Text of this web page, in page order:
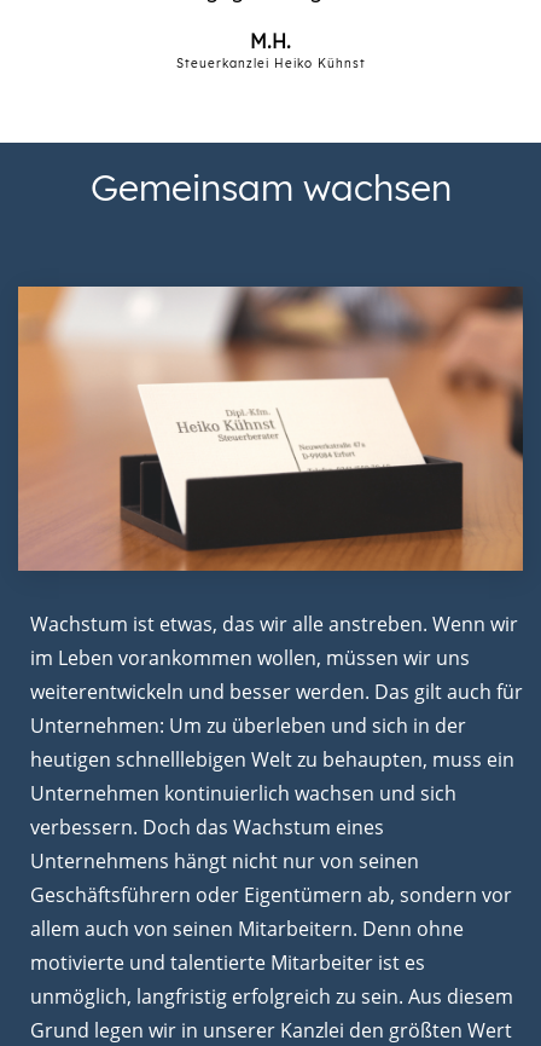
M.H.
Steuerkanzlei Heiko Kühnst
Gemeinsam wachsen
Wachstum ist etwas, das wir alle anstreben. Wenn wir
im Leben vorankommen wollen, müssen wir uns
weiterentwickeln und besser werden. Das gilt auch für
Unternehmen: Um zu überleben und sich in der
heutigen schnelllebigen Welt zu behaupten, muss ein
Unternehmen kontinuierlich wachsen und sich
verbessern. Doch das Wachstum eines
Unternehmens hängt nicht nur von seinen
Geschäftsführern oder Eigentümern ab, sondern vor
allem auch von seinen Mitarbeitern. Denn ohne
motivierte und talentierte Mitarbeiter ist es
unmöglich, langfristig erfolgreich zu sein. Aus diesem
Grund legen wir in unserer Kanzlei den größten Wert